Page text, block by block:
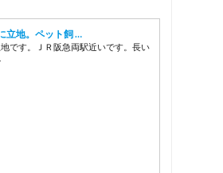
立地。ペット飼 …
です。ＪＲ阪急両駅近いです。長い